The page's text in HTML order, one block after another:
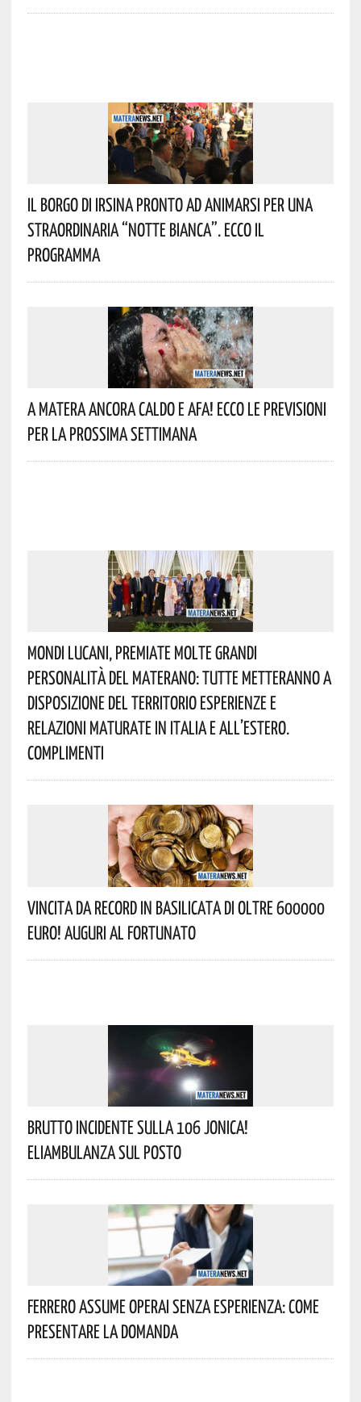
Il Borgo Di Irsina Pronto Ad Animarsi Per Una
Straordinaria “Notte Bianca”. Ecco Il
Programma
A Matera Ancora Caldo E Afa! Ecco Le Previsioni
Per La Prossima Settimana
Mondi Lucani, Premiate Molte Grandi
Personalità Del Materano: Tutte Metteranno A
Disposizione Del Territorio Esperienze E
Relazioni Maturate In Italia E All’estero.
Complimenti
Vincita Da Record In Basilicata Di Oltre 600000
Euro! Auguri Al Fortunato
Brutto Incidente Sulla 106 Jonica!
Eliambulanza Sul Posto
Ferrero Assume Operai Senza Esperienza: Come
Presentare La Domanda